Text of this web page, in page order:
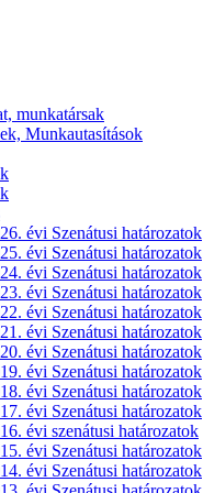
munkatársak
Munkautasítások
évi Szenátusi határozatok
évi Szenátusi határozatok
évi Szenátusi határozatok
évi Szenátusi határozatok
évi Szenátusi határozatok
évi Szenátusi határozatok
évi Szenátusi határozatok
évi Szenátusi határozatok
évi Szenátusi határozatok
évi Szenátusi határozatok
évi szenátusi határozatok
évi Szenátusi határozatok
évi Szenátusi határozatok